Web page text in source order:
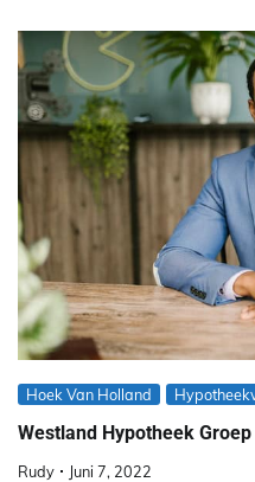
Hoek Van Holland
Westland Hypotheek
Rudy Juni 7, 2022